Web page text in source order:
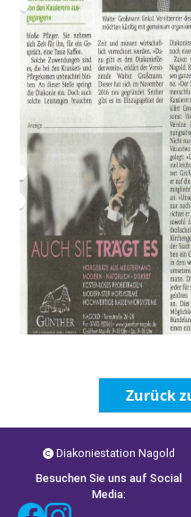
Zurück
Diakoniestation Nagold
Besuchen Sie uns auf Social
Media: